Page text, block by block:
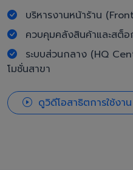
บริหารงานหน้าร้าน
ควบคุมคลังสินค้าและสต็อ
ระบบส่วนกลาง (HQ
โมชั่นสาขา
ดูวิดีโอสาธิตการใช้ง